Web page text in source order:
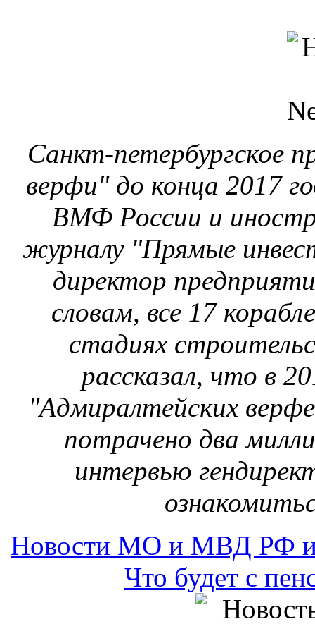
Санкт-петербургское
верфи" до конца 2017
ВМФ России и
журналу "Прямые
директор
словам, все 17
стадиях
рассказал, что в
"Адмиралтейских
потрачено два
интервью
Новости МО и МВД РФ
Что будет с